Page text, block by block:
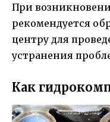
При
рекомендуется
центру для
устранения
Как